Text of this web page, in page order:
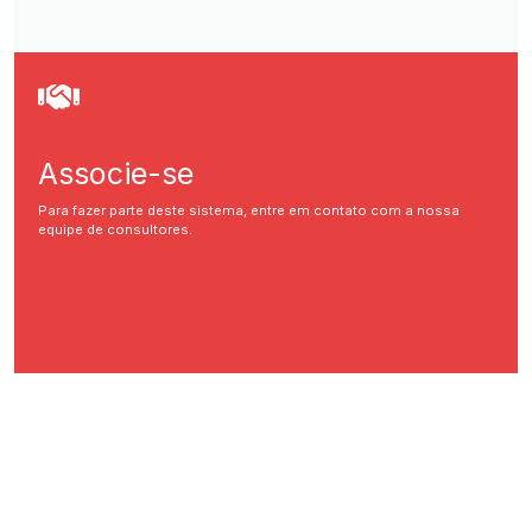
Associe-se
Para fazer parte deste sistema, entre em contato com a nossa
equipe de consultores.